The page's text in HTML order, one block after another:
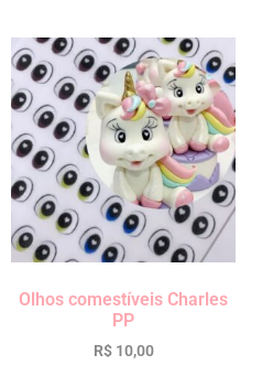
Olhos comestíveis Charles
PP
R$10,00